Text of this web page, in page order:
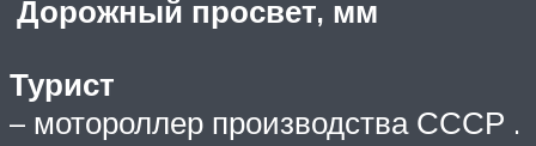
Дорожный просвет, мм
Турист
– мотороллер производства СССР .